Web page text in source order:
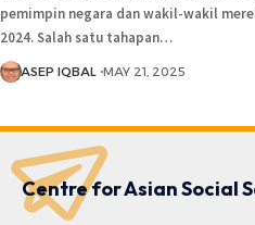
pemimpin negara dan wakil-wakil
2024. Salah satu tahapan…
ASEP IQBAL MAY 21, 2025
Centre for Asian Social